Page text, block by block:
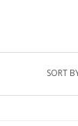
SORT